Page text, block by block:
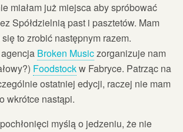
miałam już miejsca aby spróbować
Spółdzielnią past i pasztetów. Mam
to zrobić następnym razem.
Broken Musiczorganizuje nam
Foodstockw Fabryce. Patrząc na
ostatniej edycji, raczej nie mam
wkrótce nastąpi.
myślą o jedzeniu, że nie